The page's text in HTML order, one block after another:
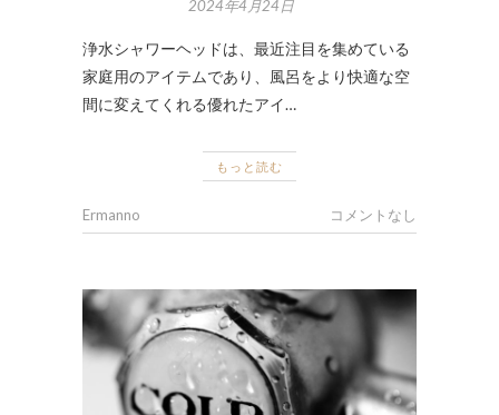
2024年4月24日
浄水シャワーヘッドは、最近注目を集めている
家庭用のアイテムであり、風呂をより快適な空
間に変えてくれる優れたアイ…
もっと読む
Ermanno コメントなし